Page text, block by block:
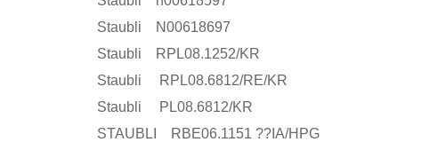
Staubli N00618697
Staubli RPL08.1252/KR
Staubli RPL08.6812/RE/KR
Staubli PL08.6812/KR
STAUBLI RBE06.1151 ??IA/HPG